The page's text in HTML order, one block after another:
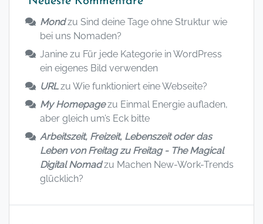
Mondzu Sind deine Tage ohne Struktur wie
bei uns Nomaden?
Janine zu Für jede Kategorie in WordPress
ein eigenes Bild verwenden
URLzu Wie funktioniert eine Webseite?
My Homepagezu Einmal Energie aufladen,
aber gleich um’s Eck bitte
Arbeitszeit, Freizeit, Lebenszeit oder das
Leben von Freitag zu Freitag - The Magical
Digital Nomadzu Machen New-Work-Trends
glücklich?